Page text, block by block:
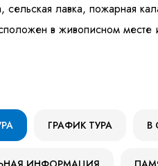
сельская лавка, пожарная
в живописном месте
ГРАФИК ТУРА В